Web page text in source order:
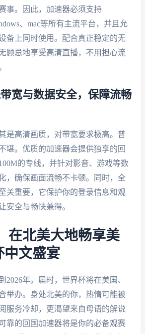
事。因此，加速器必须支持
、mac等所有主流平台，并且允
备上同时使用。配合真正稳定的无
顾忌地享受高清直播，不用担心流
宽与数据安全，保障流畅
是高清画质，对带宽要求极高。普
堪。优质的加速器会提供独享的回
的专线，并针对影音、游戏等数
，确保画面流畅不卡顿。同时，全
关重要，它保护你的登录信息和观
安全与畅快兼得。
在北美大地畅享美
中文盛宴
2026年。届时，世界杯将在美国、
举办。身处北美的你，热情可能被
服务冷却，更渴望来自母语的解说
靠的回国加速器将是你的必备观赛